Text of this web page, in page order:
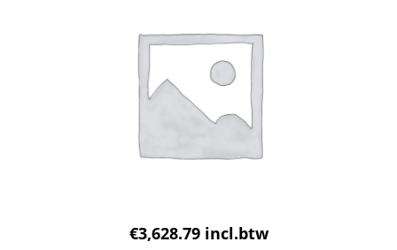
€3,628.79 incl.btw